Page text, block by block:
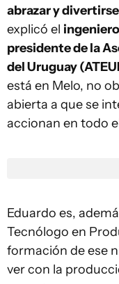
abrazar y divertirse
explicó el
presidente de la
del Uruguay
está en Melo, no
abierta a que se
accionan en todo
Eduardo es,
Tecnólogo en
formación de ese
ver con la